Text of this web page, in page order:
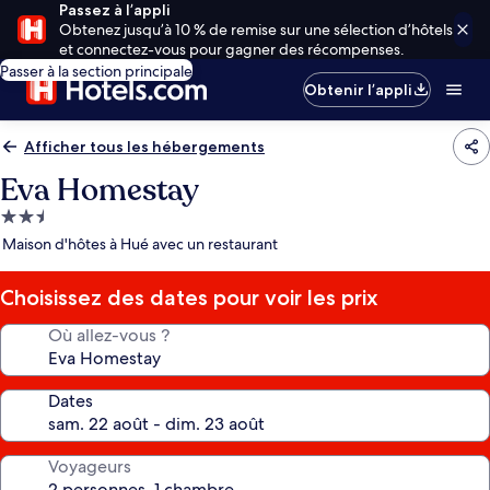
Passez à l’appli
Obtenez jusqu’à 10 % de remise sur une sélection d’hôtels
et connectez-vous pour gagner des récompenses.
Passer à la section principale
Obtenir l’appli
Afficher tous les hébergements
Eva Homestay
Hébergement
2.5 étoiles
Maison d'hôtes à Hué avec un restaurant
Choisissez des dates pour voir les prix
Où allez-vous ?
Dates
Voyageurs